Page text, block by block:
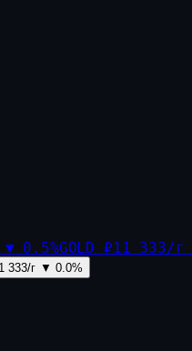
▼ 0.5%GOLD ₽11 333/г
333/г ▼ 0.0%